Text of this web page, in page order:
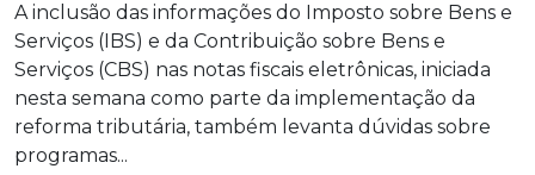
A inclusão das informações do Imposto sobre Bens e
Serviços (IBS) e da Contribuição sobre Bens e
Serviços (CBS) nas notas fiscais eletrônicas, iniciada
nesta semana como parte da implementação da
reforma tributária, também levanta dúvidas sobre
programas...